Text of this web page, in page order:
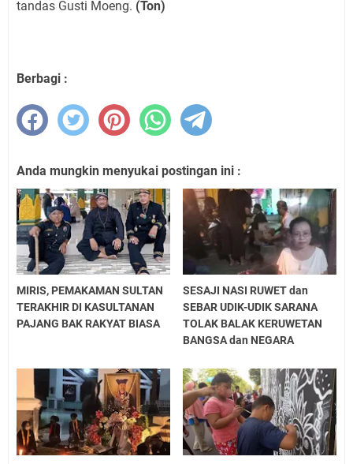
tandas Gusti Moeng. (Ton)
Berbagi :
Anda mungkin menyukai postingan ini :
MIRIS, PEMAKAMAN SULTAN
TERAKHIR DI KASULTANAN
PAJANG BAK RAKYAT BIASA
SESAJI NASI RUWET dan
SEBAR UDIK-UDIK SARANA
TOLAK BALAK KERUWETAN
BANGSA dan NEGARA